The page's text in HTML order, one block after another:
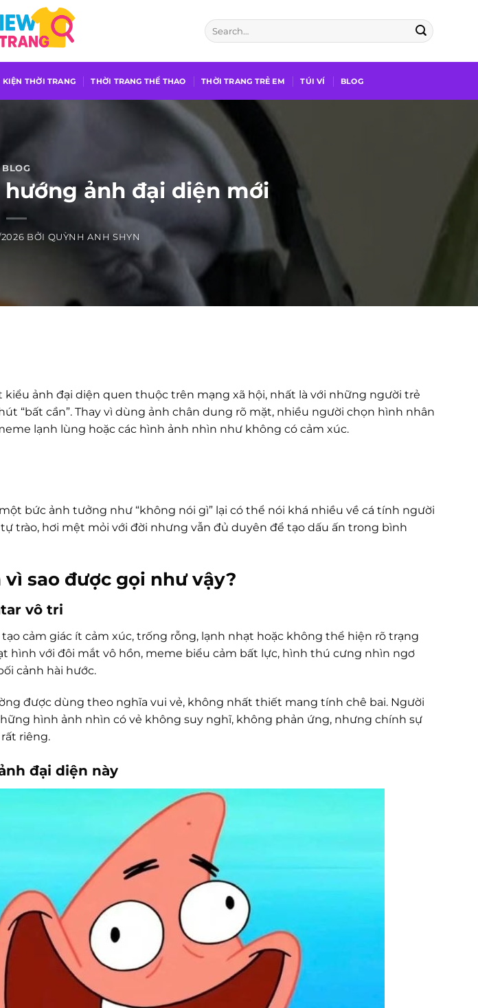
KIỆN THỜI TRANG THỜI TRANG THỂ THAO THỜI TRANG TRẺ EM TÚI VÍ BLOG
BLOG
ảnh đại diện mới
BỞI QUỲNH ANH SHYN
ảnh đại diện quen thuộc trên mạng xã hội, nhất là với những người trẻ
“bất cần”. Thay vì dùng ảnh chân dung rõ mặt, nhiều người chọn hình nhân
lạnh lùng hoặc các hình ảnh nhìn như không có cảm xúc.
bức ảnh tưởng như “không nói gì” lại có thể nói khá nhiều về cá tính người
trào, hơi mệt mỏi với đời nhưng vẫn đủ duyên để tạo dấu ấn trong bình
sao được gọi như vậy?
vô tri
tạo cảm giác ít cảm xúc, trống rỗng, lạnh nhạt hoặc không thể hiện rõ trạng
hình với đôi mắt vô hồn, meme biểu cảm bất lực, hình thú cưng nhìn ngơ
cảnh hài hước.
được dùng theo nghĩa vui vẻ, không nhất thiết mang tính chê bai. Người
hình ảnh nhìn có vẻ không suy nghĩ, không phản ứng, nhưng chính sự
riêng.
đại diện này